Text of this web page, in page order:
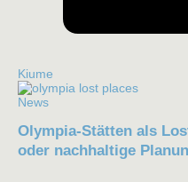
Kiume
News
Olympia-Stätten als
oder nachhaltige